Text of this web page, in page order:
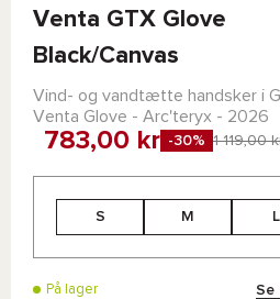
Venta GTX Glove
Black/Canvas
Vind- og vandtætte handsker i
Venta Glove - Arc'teryx - 2026
783,00 kr -30% 1 119,00
S M L
På lager Se